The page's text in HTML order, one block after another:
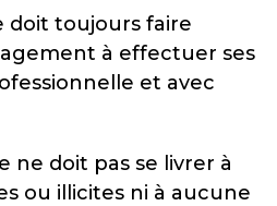
doit toujours faire
à effectuer ses
et avec
ne doit pas se livrer à
ou illicites ni à aucune